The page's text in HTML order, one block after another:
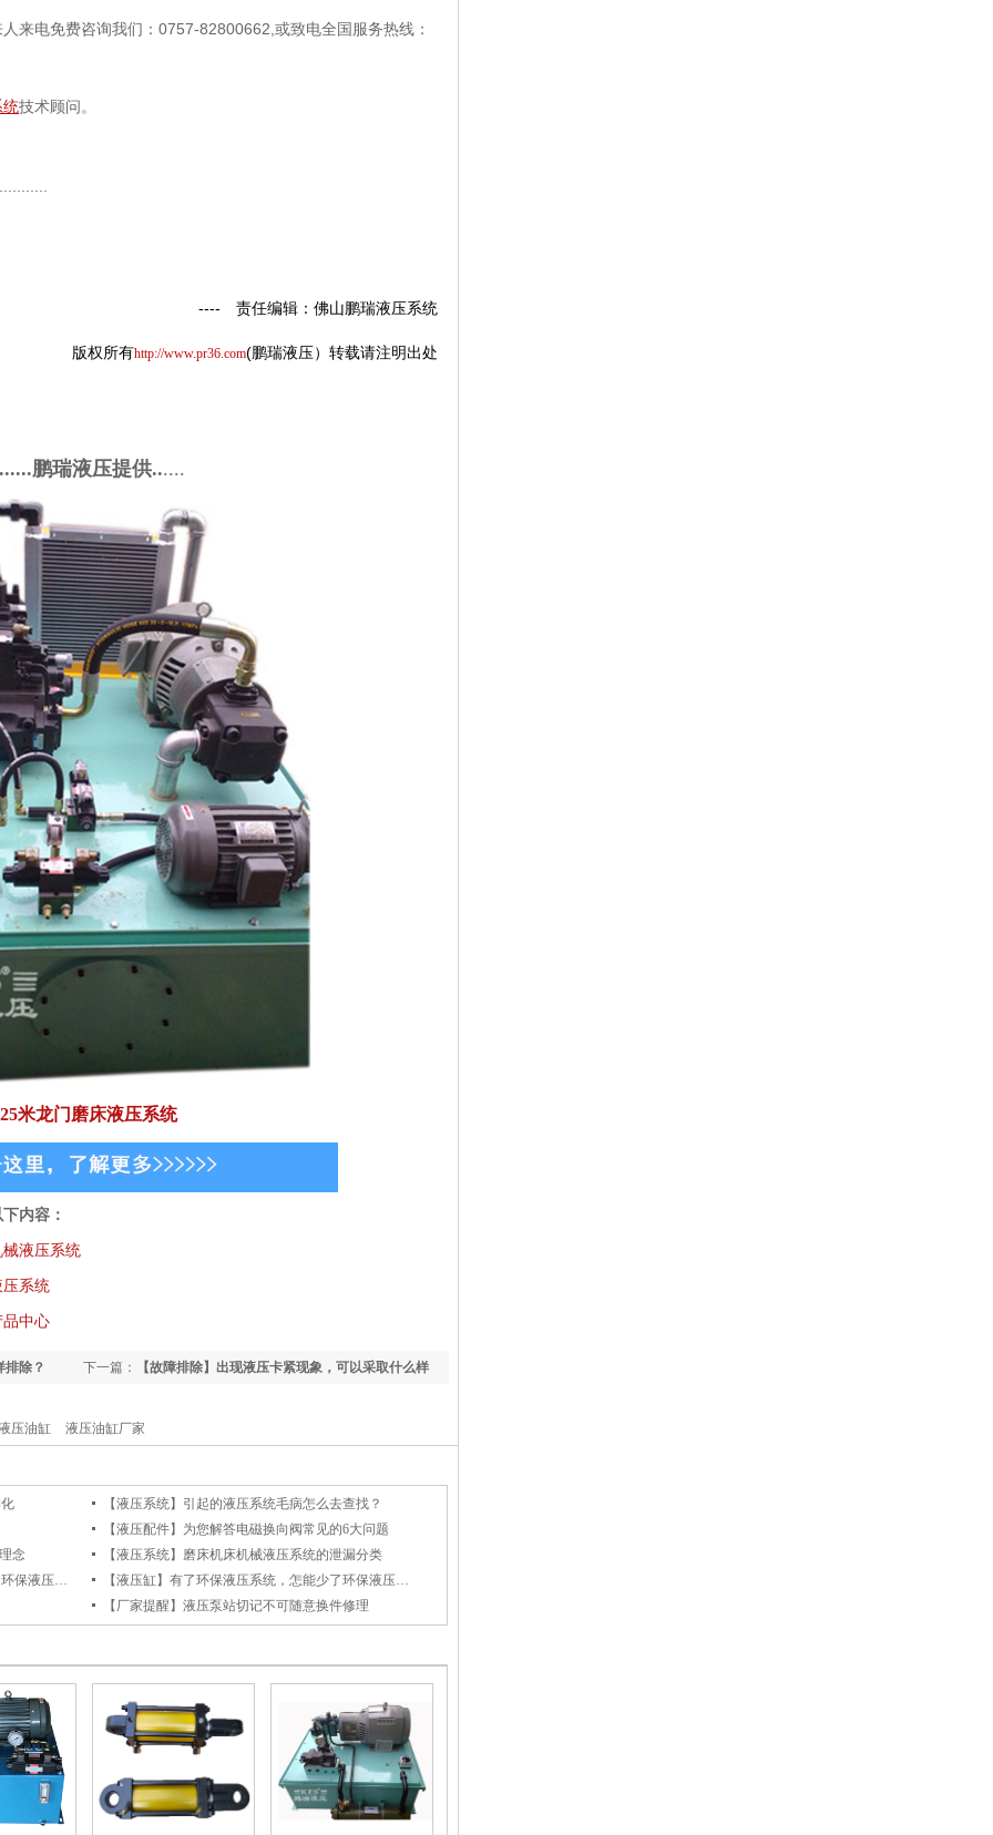
来电免费咨询我们：0757-82800662,或致电全国服务热线：
统技术顾问。
---- 责任编辑：佛山鹏瑞液压系统
版权所有http://www.pr36.com(鹏瑞液压） 转载请注明出处
鹏瑞液压提供......
25米龙门磨床液压系统
内容：
液压系统
系统
中心
下一篇： 【故障排除】出现液压卡紧现象，可以采取什么样
排除？
压油缸 液压油缸厂家
【液压系统】引起的液压系统毛病怎么去查找？
【液压配件】为您解答电磁换向阀常见的6大问题
念
【液压系统】磨床机床机械液压系统的泄漏分类
【液压缸】有了环保液压系统，怎能少了环保液压油缸！
【液压缸】有了环保液压系统，怎能少了环保液压油缸！
【厂家提醒】液压泵站切记不可随意换件修理